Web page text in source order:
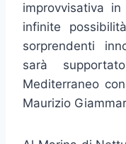
improvvisativa
infinite
sorprendenti
sarà
Mediterraneo
Maurizio